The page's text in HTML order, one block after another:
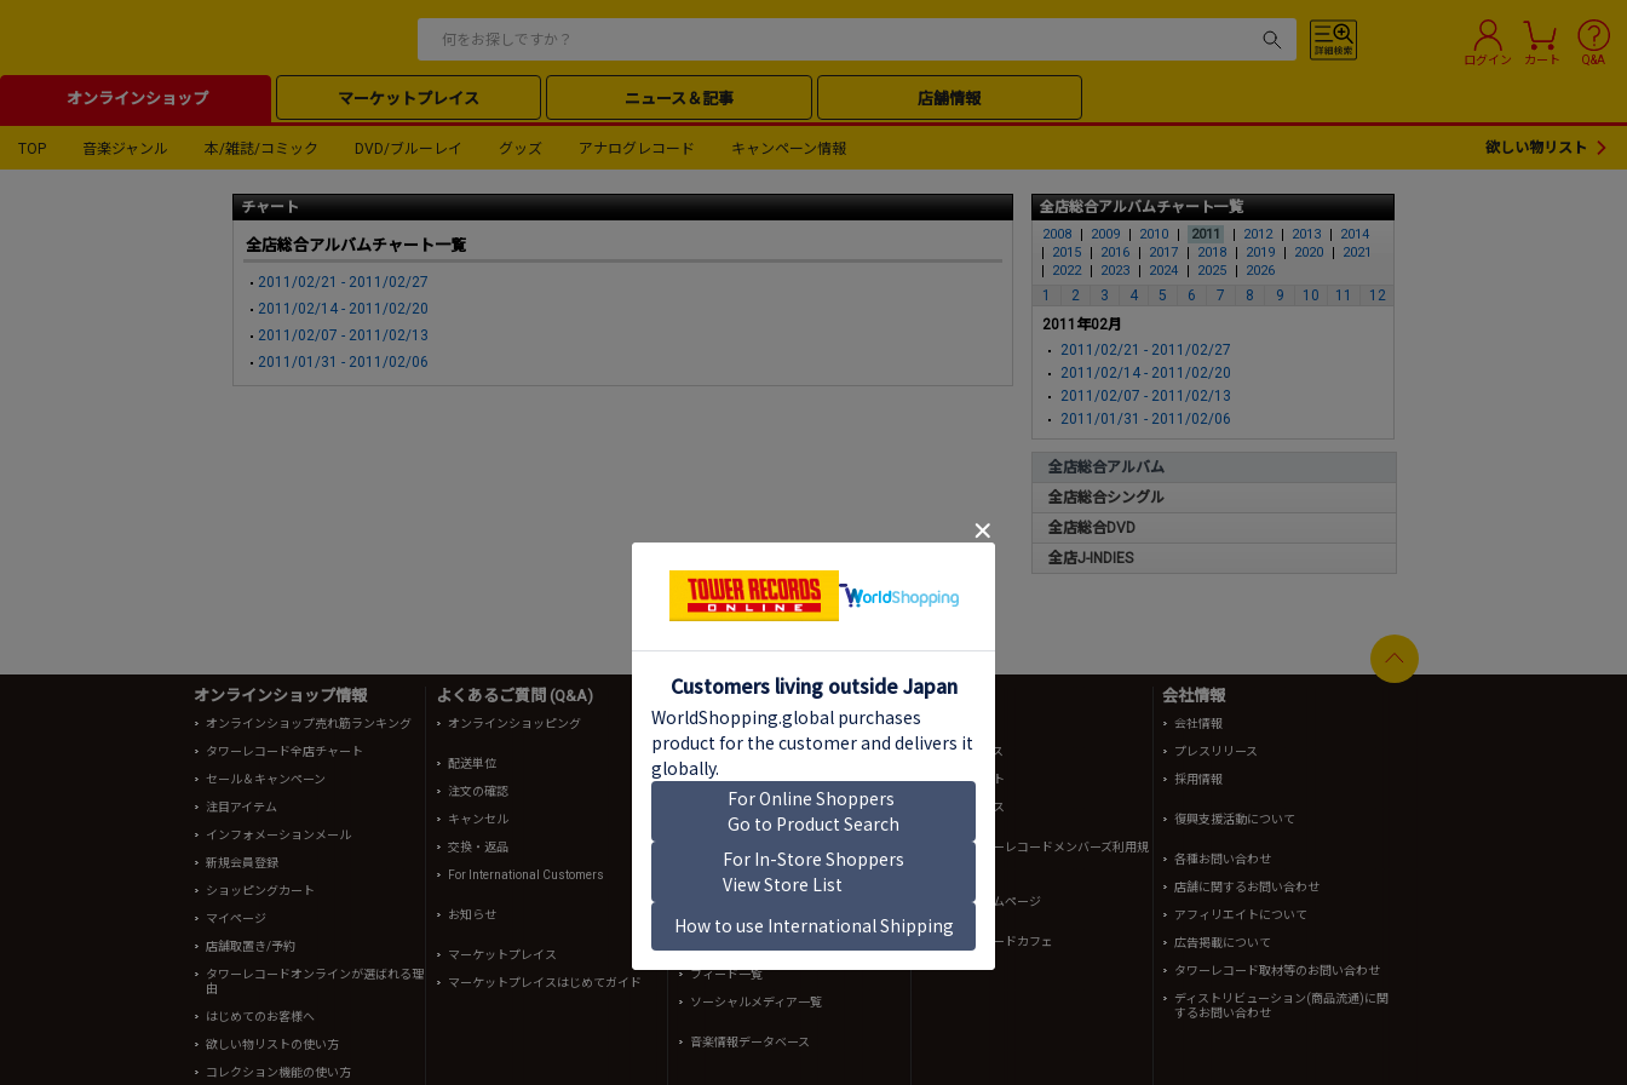
ログイン カート Q&A
オンラインショップ マーケットプレイス ニュース＆記事 店舗情報
TOP 音楽ジャンル 本/雑誌/コミック DVD/ブルーレイ グッズ アナログレコード キャンペーン情報 欲しい物リスト
チャート
全店総合アルバムチャート一覧
2011/02/21 - 2011/02/27
2011/02/14 - 2011/02/20
2011/02/07 - 2011/02/13
2011/01/31 - 2011/02/06
全店総合アルバムチャート一覧
2008 2009 2010 2011 2012 2013
2014
2015
2016 2017 2018 2019 2020
2021
2022
2023 2024 2025 2026
1 2 3 4 5 6 7 8 9 10 11
12
2011年02月
2011/02/21 - 2011/02/27
2011/02/14 - 2011/02/20
2011/02/07 - 2011/02/13
2011/01/31 - 2011/02/06
全店総合アルバム
全店総合シングル
全店総合DVD
全店J-INDIES
オンラインショップ情報
オンラインショップ売れ筋ランキング
タワーレコード全店チャート
セール＆キャンペーン
注目アイテム
インフォメーションメール
新規会員登録
ショッピングカート
マイページ
店舗取置き/予約
タワーレコードオンラインが選ばれる理
由
はじめてのお客様へ
欲しい物リストの使い方
コレクション機能の使い方
よくあるご質問 (Q&A)
オンラインショッピング
配送単位
注文の確認
キャンセル
交換・返品
For International Customers
お知らせ
マーケットプレイス
マーケットプレイスはじめてガイド
音楽情報
ニュース
NO MUSIC, NO LIFE.
TOWER RECORDS ARTISTS
bounce
intoxicate
TOWER PLUS+
イントキブログ
K-POPブログ
フィード一覧
ソーシャルメディア一覧
音楽情報データベース
店舗情報
店舗ニュース
店舗イベント
店舗サービス
規約（タワーレコードメンバーズ利用規
渋谷店ホームページ
タワーレコードカフェ
会社情報
会社情報
プレスリリース
採用情報
復興支援活動について
各種お問い合わせ
店舗に関するお問い合わせ
アフィリエイトについて
広告掲載について
タワーレコード取材等のお問い合わせ
ディストリビューション(商品流通)に関
するお問い合わせ